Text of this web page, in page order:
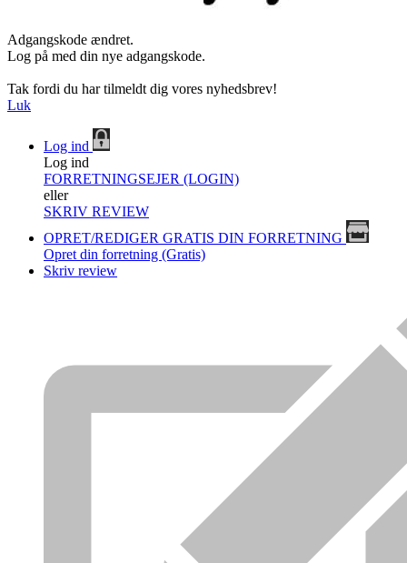
Adgangskode ændret.
Log på med din nye adgangskode.
Tak fordi du har tilmeldt dig vores nyhedsbrev!
Luk
Log ind
Log ind
FORRETNINGSEJER (LOGIN)
eller
SKRIV REVIEW
OPRET/REDIGER GRATIS DIN FORRETNING
Opret din forretning (Gratis)
Skriv review